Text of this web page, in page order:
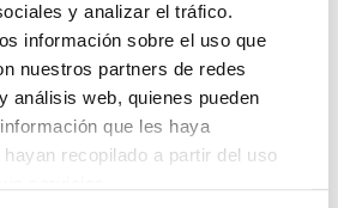
y analizar el tráfico.
información sobre el uso que
nuestros partners de redes
análisis web, quienes pueden
que les haya
recopilado a partir del uso
DIPLOMA OFICIAL PARA RECONOCER LA
DE RESIDENTES
POR LA SALUD PLANETARIA SE ADHIERE
FRENTE A LA EMERGENCIA CLIMÁTICA